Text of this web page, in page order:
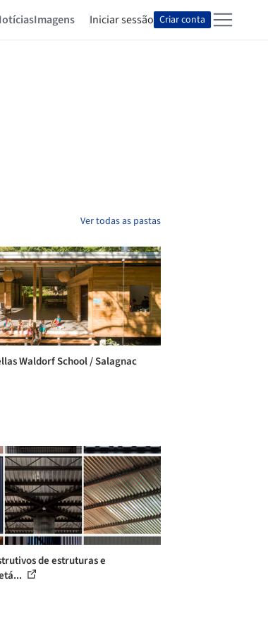
Imagens Iniciar sessão Criar conta
Ver todas as pastas
Waldorf School / Salagnac
de estruturas e